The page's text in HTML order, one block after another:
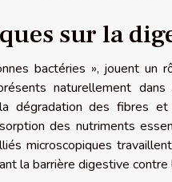
sur la
bactéries », jouent un
naturellement
dégradation des fibres
des nutriments
microscopiques
la barrière digestive